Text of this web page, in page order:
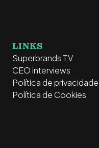
LINKS
Superbrands TV
CEO interviews
Política de privacidade
Política de Cookies